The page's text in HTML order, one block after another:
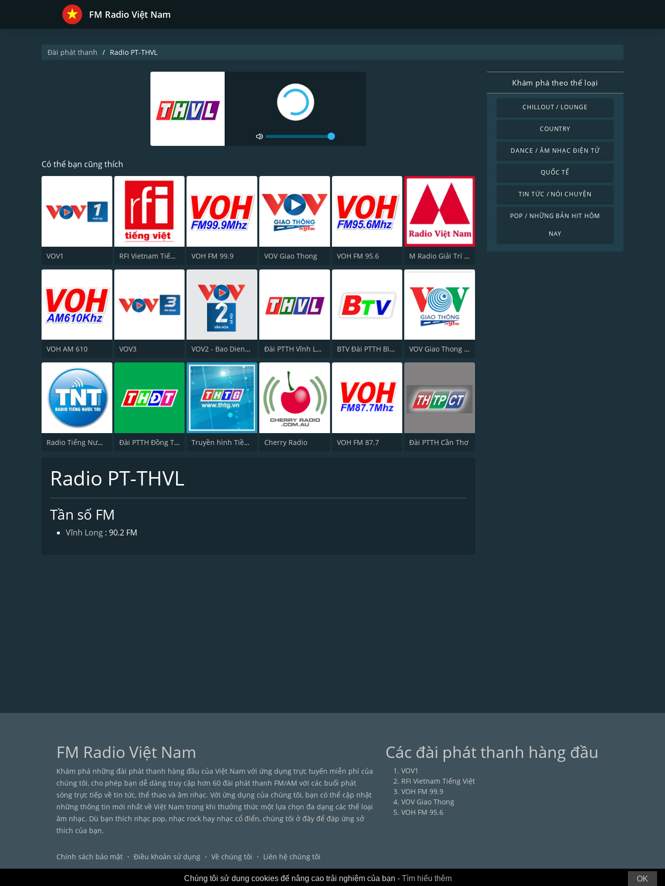
FM Radio Việt Nam
Đài phát thanh Radio PT-THVL
Có thể bạn cũng thích
VOV1 RFI Vietnam Tiếng Việt VOH FM 99.9 VOV Giao Thong VOH FM 95.6 M Radio Giải Trí Việt Nam
VOH AM 610 VOV3 VOV2 - Bao Dien Tu Dai Tieng Noi Viet Nam Đài PTTH Vĩnh Long BTV Đài PTTH Bình Dương VOV Giao Thong TP HCM
Radio Tiếng Nước Tôi - Tổng Đài Đài PTTH Đồng Tháp Truyền hình Tiền Giang Cherry Radio VOH FM 87.7 Đài PTTH Cần Thơ
Radio PT-THVL
Tần số FM
Vĩnh Long : 90.2 FM
Khám phá theo thể loại
CHILLOUT / LOUNGE
COUNTRY
DANCE / ÂM NHẠC ĐIỆN TỬ
QUỐC TẾ
TIN TỨC / NÓI CHUYỆN
POP / NHỮNG BẢN HIT HÔM
NAY
FM Radio Việt Nam
Khám phá những đài phát thanh hàng đầu của Việt Nam với ứng dụng trực tuyến miễn phí của
chúng tôi, cho phép bạn dễ dàng truy cập hơn 60 đài phát thanh FM/AM với các buổi phát
sóng trực tiếp về tin tức, thể thao và âm nhạc. Với ứng dụng của chúng tôi, bạn có thể cập nhật
những thông tin mới nhất về Việt Nam trong khi thưởng thức một lựa chọn đa dạng các thể loại
âm nhạc. Dù bạn thích nhạc pop, nhạc rock hay nhạc cổ điển, chúng tôi ở đây để đáp ứng sở
thích của bạn.
Các đài phát thanh hàng đầu
VOV1
RFI Vietnam Tiếng Việt
VOH FM 99.9
VOV Giao Thong
VOH FM 95.6
Chính sách bảo mật ・ Điều khoản sử dụng ・ Về chúng tôi ・ Liên hệ chúng tôi
OK
Chúng tôi sử dụng cookies để nâng cao trải nghiệm của bạn - Tìm hiểu thêm